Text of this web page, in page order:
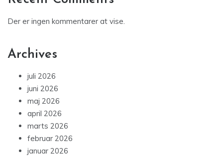
Der er ingen kommentarer at vise.
Archives
juli 2026
juni 2026
maj 2026
april 2026
marts 2026
februar 2026
januar 2026